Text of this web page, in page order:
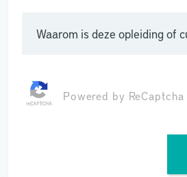
Powered by ReCaptcha